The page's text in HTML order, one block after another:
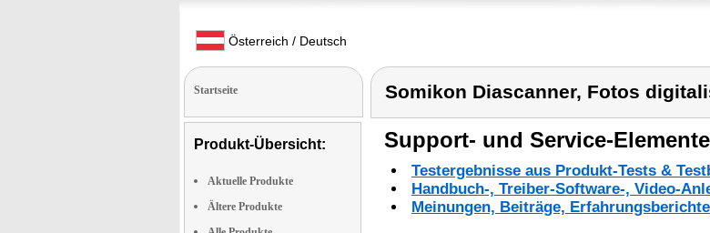
Österreich / Deutsch
Startseite
Produkt-Übersicht:
Aktuelle Produkte
Ältere Produkte
Somikon Diascanner, Fotos
Support- und Service-
Testergebnisse aus Produkt-Tests &
Handbuch-, Treiber-Software-, Video-
Meinungen, Beiträge, Erfahrungsberichte